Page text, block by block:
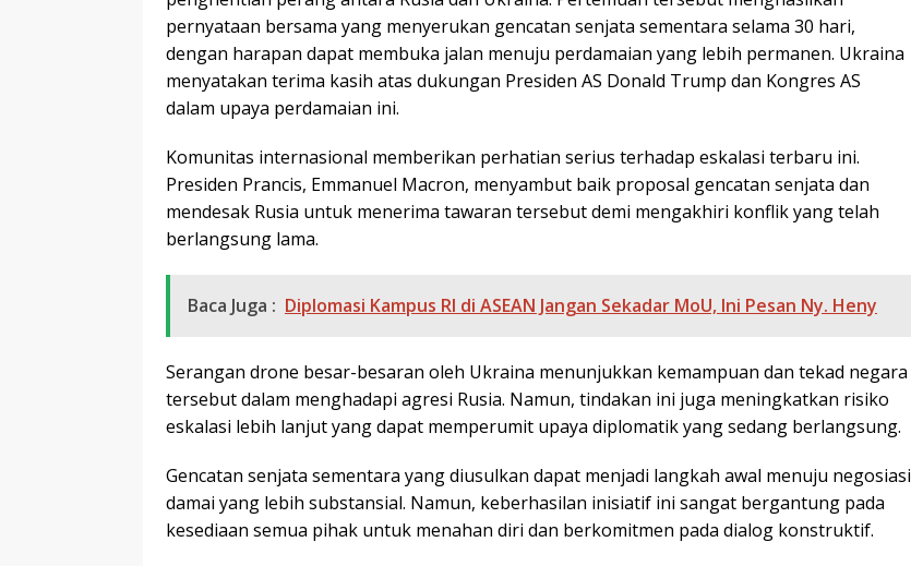
pernyataan bersama yang menyerukan gencatan senjata sementara selama 30 hari,
dengan harapan dapat membuka jalan menuju perdamaian yang lebih permanen. Ukraina
menyatakan terima kasih atas dukungan Presiden AS Donald Trump dan Kongres AS
dalam upaya perdamaian ini.
Komunitas internasional memberikan perhatian serius terhadap eskalasi terbaru ini.
Presiden Prancis, Emmanuel Macron, menyambut baik proposal gencatan senjata dan
mendesak Rusia untuk menerima tawaran tersebut demi mengakhiri konflik yang telah
berlangsung lama.
Baca Juga : Diplomasi Kampus RI di ASEAN Jangan Sekadar MoU, Ini Pesan Ny. Heny
Serangan drone besar-besaran oleh Ukraina menunjukkan kemampuan dan tekad negara
tersebut dalam menghadapi agresi Rusia. Namun, tindakan ini juga meningkatkan risiko
eskalasi lebih lanjut yang dapat memperumit upaya diplomatik yang sedang berlangsung.
Gencatan senjata sementara yang diusulkan dapat menjadi langkah awal menuju negosiasi
damai yang lebih substansial. Namun, keberhasilan inisiatif ini sangat bergantung pada
kesediaan semua pihak untuk menahan diri dan berkomitmen pada dialog konstruktif.